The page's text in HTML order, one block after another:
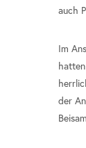
auch
Im
der